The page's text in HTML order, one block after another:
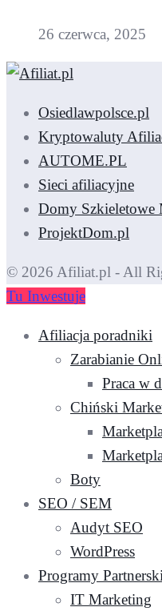
26 czerwca, 2025
Osiedlawpolsce.pl
Kryptowaluty
AUTOME.PL
Sieci afiliacyjne
Domy Szkieletowe
ProjektDom.pl
© 2026 Afiliat.pl - All
Tu Inwestuje
Afiliacja poradniki
Zarabianie
Praca w
Chiński
Boty
SEO / SEM
Audyt SEO
WordPress
Programy
IT Marketing